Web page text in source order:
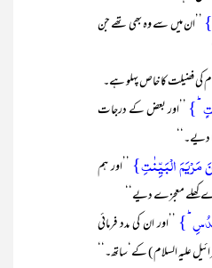
’’ان میں سے وہ بھی تھے جن
کی فضیلت کا خاص پہلو ہے۔
ؕ} ’’اور بعض کے درجات
مَرۡیَمَ الۡبَیِّنٰتِ} ’’اور ہم
کھلے معجزے دیے‘‘
ؕ} ’’اور ان کی مدد فرمائی
علیہ السلام ) کے‘ساتھ۔‘‘